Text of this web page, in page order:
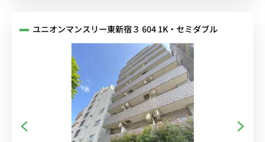
ユニオンマンスリー東新宿３ 604 1K・セミダブル